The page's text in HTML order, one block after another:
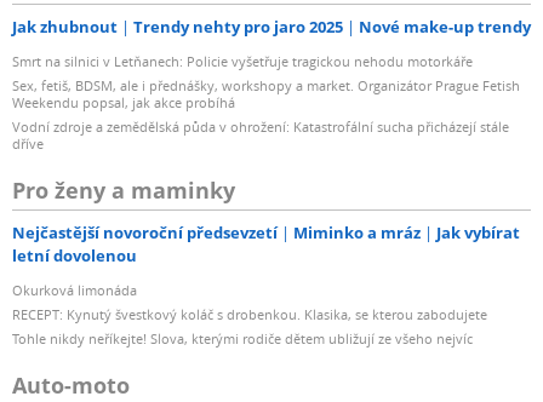
Jak zhubnout Trendy nehty pro jaro 2025 Nové make-up trendy
Smrt na silnici v Letňanech: Policie vyšetřuje tragickou nehodu motorkáře
Sex, fetiš, BDSM, ale i přednášky, workshopy a market. Organizátor Prague Fetish
Weekendu popsal, jak akce probíhá
Vodní zdroje a zemědělská půda v ohrožení: Katastrofální sucha přicházejí stále
dříve
Pro ženy a maminky
Nejčastější novoroční předsevzetí Miminko a mráz
Jak vybírat
letní dovolenou
Okurková limonáda
RECEPT: Kynutý švestkový koláč s drobenkou. Klasika, se kterou zabodujete
Tohle nikdy neříkejte! Slova, kterými rodiče dětem ubližují ze všeho nejvíc
Auto-moto